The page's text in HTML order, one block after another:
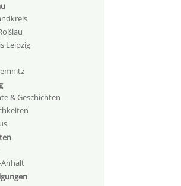
Leipzig
& Geschichten
Anhalt